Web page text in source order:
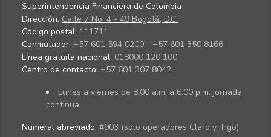
Superintendencia Financiera de Colombia
Dirección: Calle 7 No. 4 - 49 Bogotá, D.C.
Código postal: 111711
Conmutador: +57 601 594 0200 - +57 601 350 8166
Línea gratuita nacional: 018000 120 100
Centro de contacto: +57 601 307 8042
Lunes a viernes de 8:00 a.m. a 6:00 p.m. jornada
continua.
Numeral abreviado: #903 (solo operadores Claro y Tigo)